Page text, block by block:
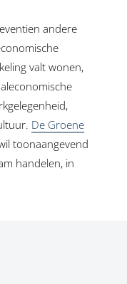
andere
valt wonen,
De Groene
toonaangevend
handelen, in